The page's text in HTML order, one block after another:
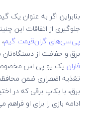
بنابراین اگر به عنوان یک
جلوگیری از اتفاقات این
پی‌سی‌های گران‌قیمت گیم
برق و حفاظت از
فاران یک یو پی اس مخصوص
تغذیه اضطراری ضمن
ادامه بازی را برای او فراهم